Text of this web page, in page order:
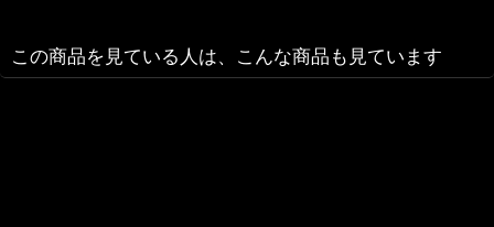
この商品を見ている人は、こんな商品も見ています